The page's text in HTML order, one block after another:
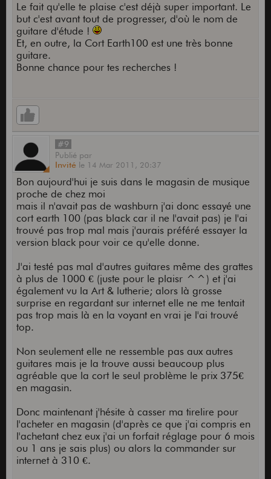
Le fait qu'elle te plaise c'est déjà super important. Le
but c'est avant tout de progresser, d'où le nom de
guitare d'étude !
Et, en outre, la Cort Earth100 est une très bonne
guitare.
Bonne chance pour tes recherches !
#9
Publié par
Invité le 14 Mar 2011, 20:37
Bon aujourd'hui je suis dans le magasin de musique
proche de chez moi
mais il n'avait pas de washburn j'ai donc essayé une
cort earth 100 (pas black car il ne l'avait pas) je l'ai
trouvé pas trop mal mais j'aurais préféré essayer la
version black pour voir ce qu'elle donne.
J'ai testé pas mal d'autres guitares même des grattes
à plus de 1000 € (juste pour le plaisr ^^) et j'ai
également vu la Art & lutherie; alors là grosse
surprise en regardant sur internet elle ne me tentait
pas trop mais là en la voyant en vrai je l'ai trouvé
top.
Non seulement elle ne ressemble pas aux autres
guitares mais je la trouve aussi beaucoup plus
agréable que la cort le seul problème le prix 375€
en magasin.
Donc maintenant j'hésite à casser ma tirelire pour
l'acheter en magasin (d'après ce que j'ai compris en
l'achetant chez eux j'ai un forfait réglage pour 6 mois
ou 1 ans je sais plus) ou alors la commander sur
internet à 310 €.